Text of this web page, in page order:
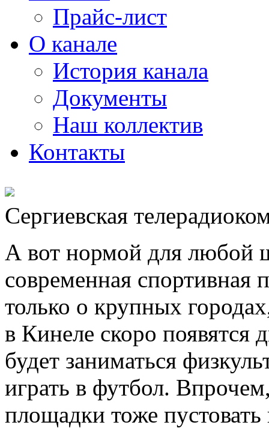
Прайс-лист
О канале
История канала
Документы
Наш коллектив
Контакты
Сергиевская
А вот нормой для любой
современная
только о крупных
в Кинеле скоро появятся
будет заниматься
играть в футбол.
площадки тоже пустовать